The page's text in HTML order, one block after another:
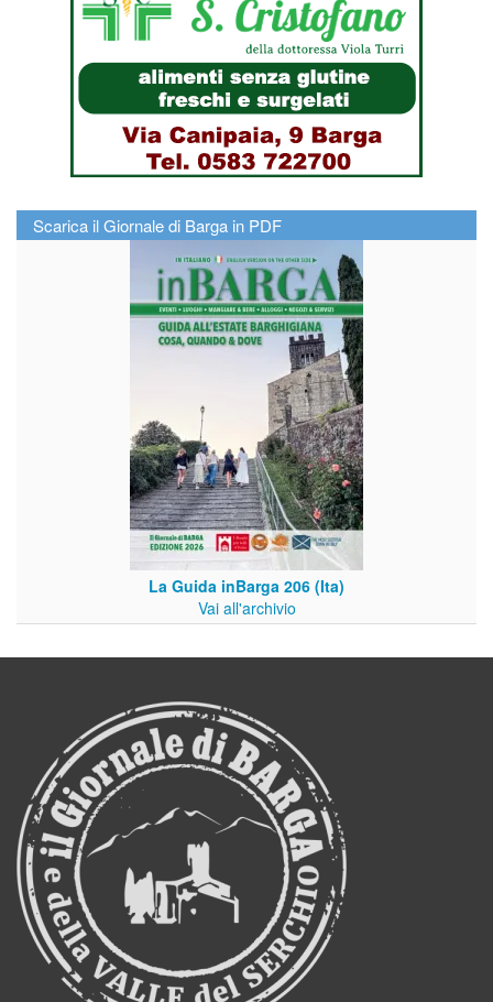
Scarica il Giornale di Barga in PDF
La Guida inBarga 206 (Ita)
Vai all'archivio